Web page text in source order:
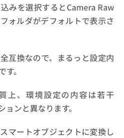
みを選択するとCamera Raw
ォルダがデフォルトで表示さ
互換なので、まるっと設定内
。
上、環境設定の内容は若干
ンと異なります。
マートオブジェクトに変換し